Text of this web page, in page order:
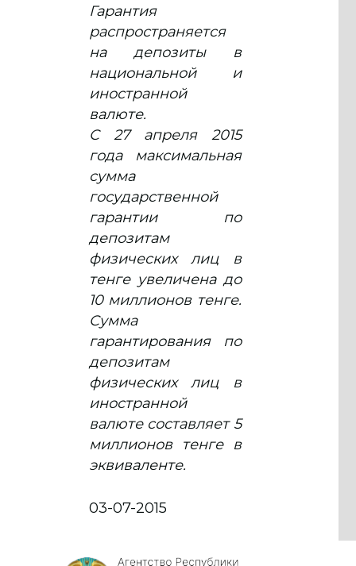
Гарантия
распространяется
на депозиты в
национальной и
иностранной
валюте.
С 27 апреля 2015
года максимальная
сумма
государственной
гарантии по
депозитам
физических лиц в
тенге увеличена до
10 миллионов тенге.
Сумма
гарантирования по
депозитам
физических лиц в
иностранной
валюте составляет 5
миллионов тенге в
эквиваленте.
03-07-2015